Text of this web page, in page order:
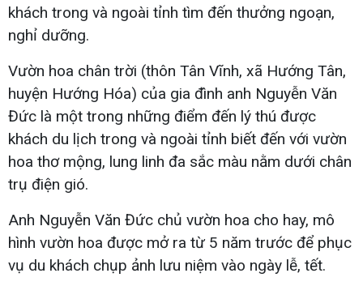
khách trong và ngoài tỉnh tìm đến thưởng ngoạn,
nghỉ dưỡng.
Vườn hoa chân trời (thôn Tân Vĩnh, xã Hướng Tân,
huyện Hướng Hóa) của gia đình anh Nguyễn Văn
Đức là một trong những điểm đến lý thú được
khách du lịch trong và ngoài tỉnh biết đến với vườn
hoa thơ mộng, lung linh đa sắc màu nằm dưới chân
trụ điện gió.
Anh Nguyễn Văn Đức chủ vườn hoa cho hay, mô
hình vườn hoa được mở ra từ 5 năm trước để phục
vụ du khách chụp ảnh lưu niệm vào ngày lễ, tết.